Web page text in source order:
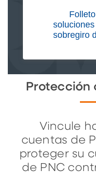
sobregiro
Protección
Vincule
cuentas de
proteger su
de PNC